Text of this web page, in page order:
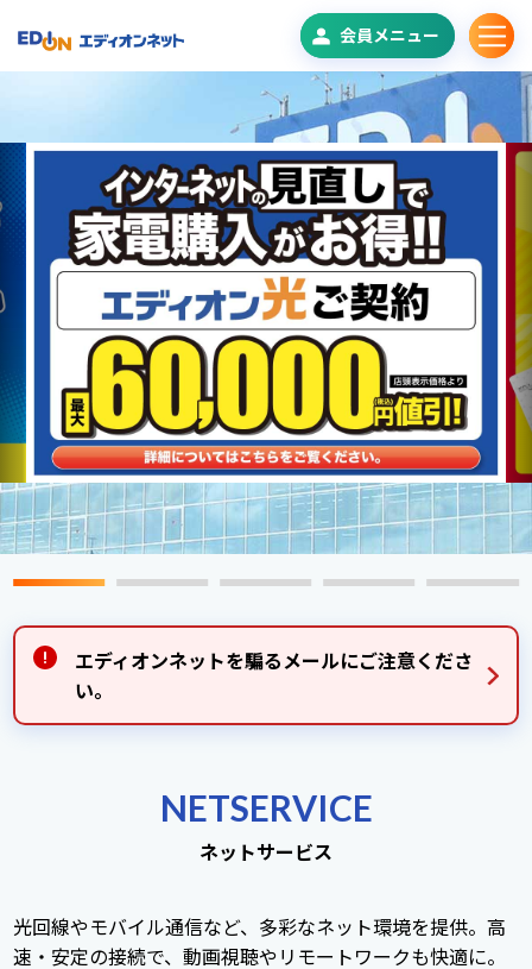
会員メニュー
エディオンネットを騙るメールにご注意くださ
い。
NETSERVICE
ネットサービス
光回線やモバイル通信など、多彩なネット環境を提供。高
速・安定の接続で、動画視聴やリモートワークも快適に。